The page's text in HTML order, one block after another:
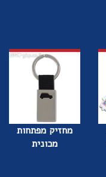
מחזיק מפתחות
מכונית